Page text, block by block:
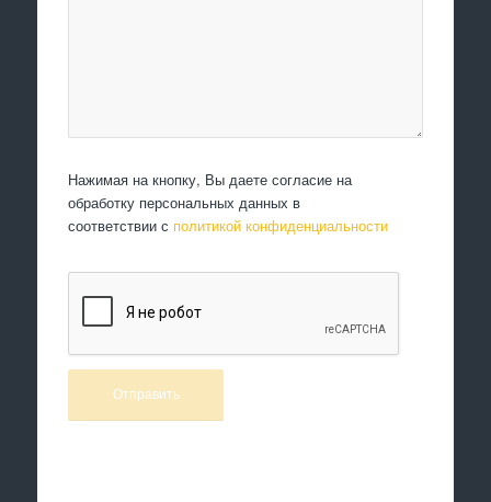
Нажимая на кнопку, Вы даете согласие на
обработку персональных данных в
соответствии с политикой конфиденциальности